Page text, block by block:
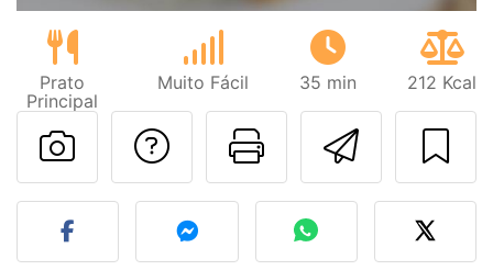
Prato
Principal
Muito Fácil 35 min 212 Kcal
Imprima
Falar com o autor
Fez esta receita?